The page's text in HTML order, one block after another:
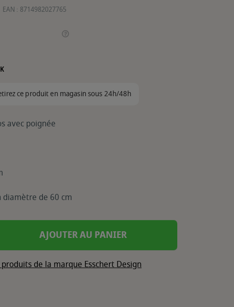
EAN : 8714982027765
ce produit en magasin sous 24h/48h
avec poignée
diamètre de 60 cm
AJOUTER AU PANIER
de la marque Esschert Design